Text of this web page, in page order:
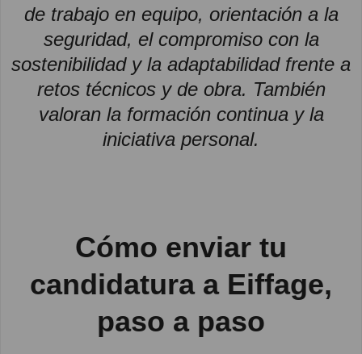
de trabajo en equipo, orientación a la
seguridad, el compromiso con la
sostenibilidad y la adaptabilidad frente a
retos técnicos y de obra. También
valoran la formación continua y la
iniciativa personal.
Cómo enviar tu
candidatura a Eiffage,
paso a paso